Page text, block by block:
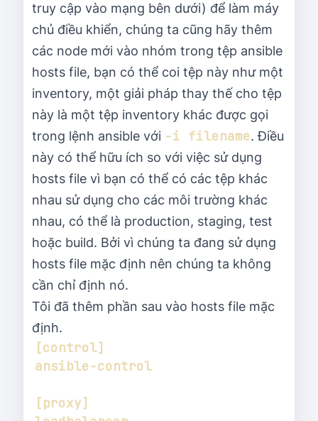
truy cập vào mạng bên dưới) để làm máy
chủ điều khiển, chúng ta cũng hãy thêm
các node mới vào nhóm trong tệp ansible
hosts file, bạn có thể coi tệp này như một
inventory, một giải pháp thay thế cho tệp
này là một tệp inventory khác được gọi
trong lệnh ansible với -i filename. Điều
này có thể hữu ích so với việc sử dụng
hosts file vì bạn có thể có các tệp khác
nhau sử dụng cho các môi trường khác
nhau, có thể là production, staging, test
hoặc build. Bởi vì chúng ta đang sử dụng
hosts file mặc định nên chúng ta không
cần chỉ định nó.
Tôi đã thêm phần sau vào hosts file mặc
định.